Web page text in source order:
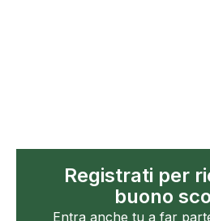
Registrati per
buono
Entra anche tu a far